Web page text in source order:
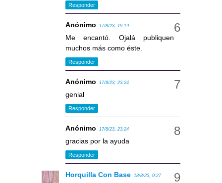
Responder
Anónimo 17/8/23, 19:19
Me encantó. Ojalá publiquen
muchos más como éste.
Responder
Anónimo 17/8/23, 23:24
genial
Responder
Anónimo 17/8/23, 23:24
gracias por la ayuda
Responder
Horquilla Con Base 18/8/23, 0:27